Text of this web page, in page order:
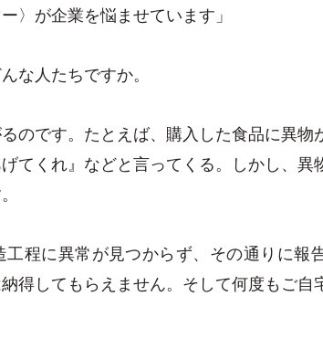
〉が企業を悩ませています」
人たちですか。
のです。たとえば、購入した食品に異物
てくれ』などと言ってくる。しかし、異
程に異常が見つからず、その通りに報
得してもらえません。そして何度もご自